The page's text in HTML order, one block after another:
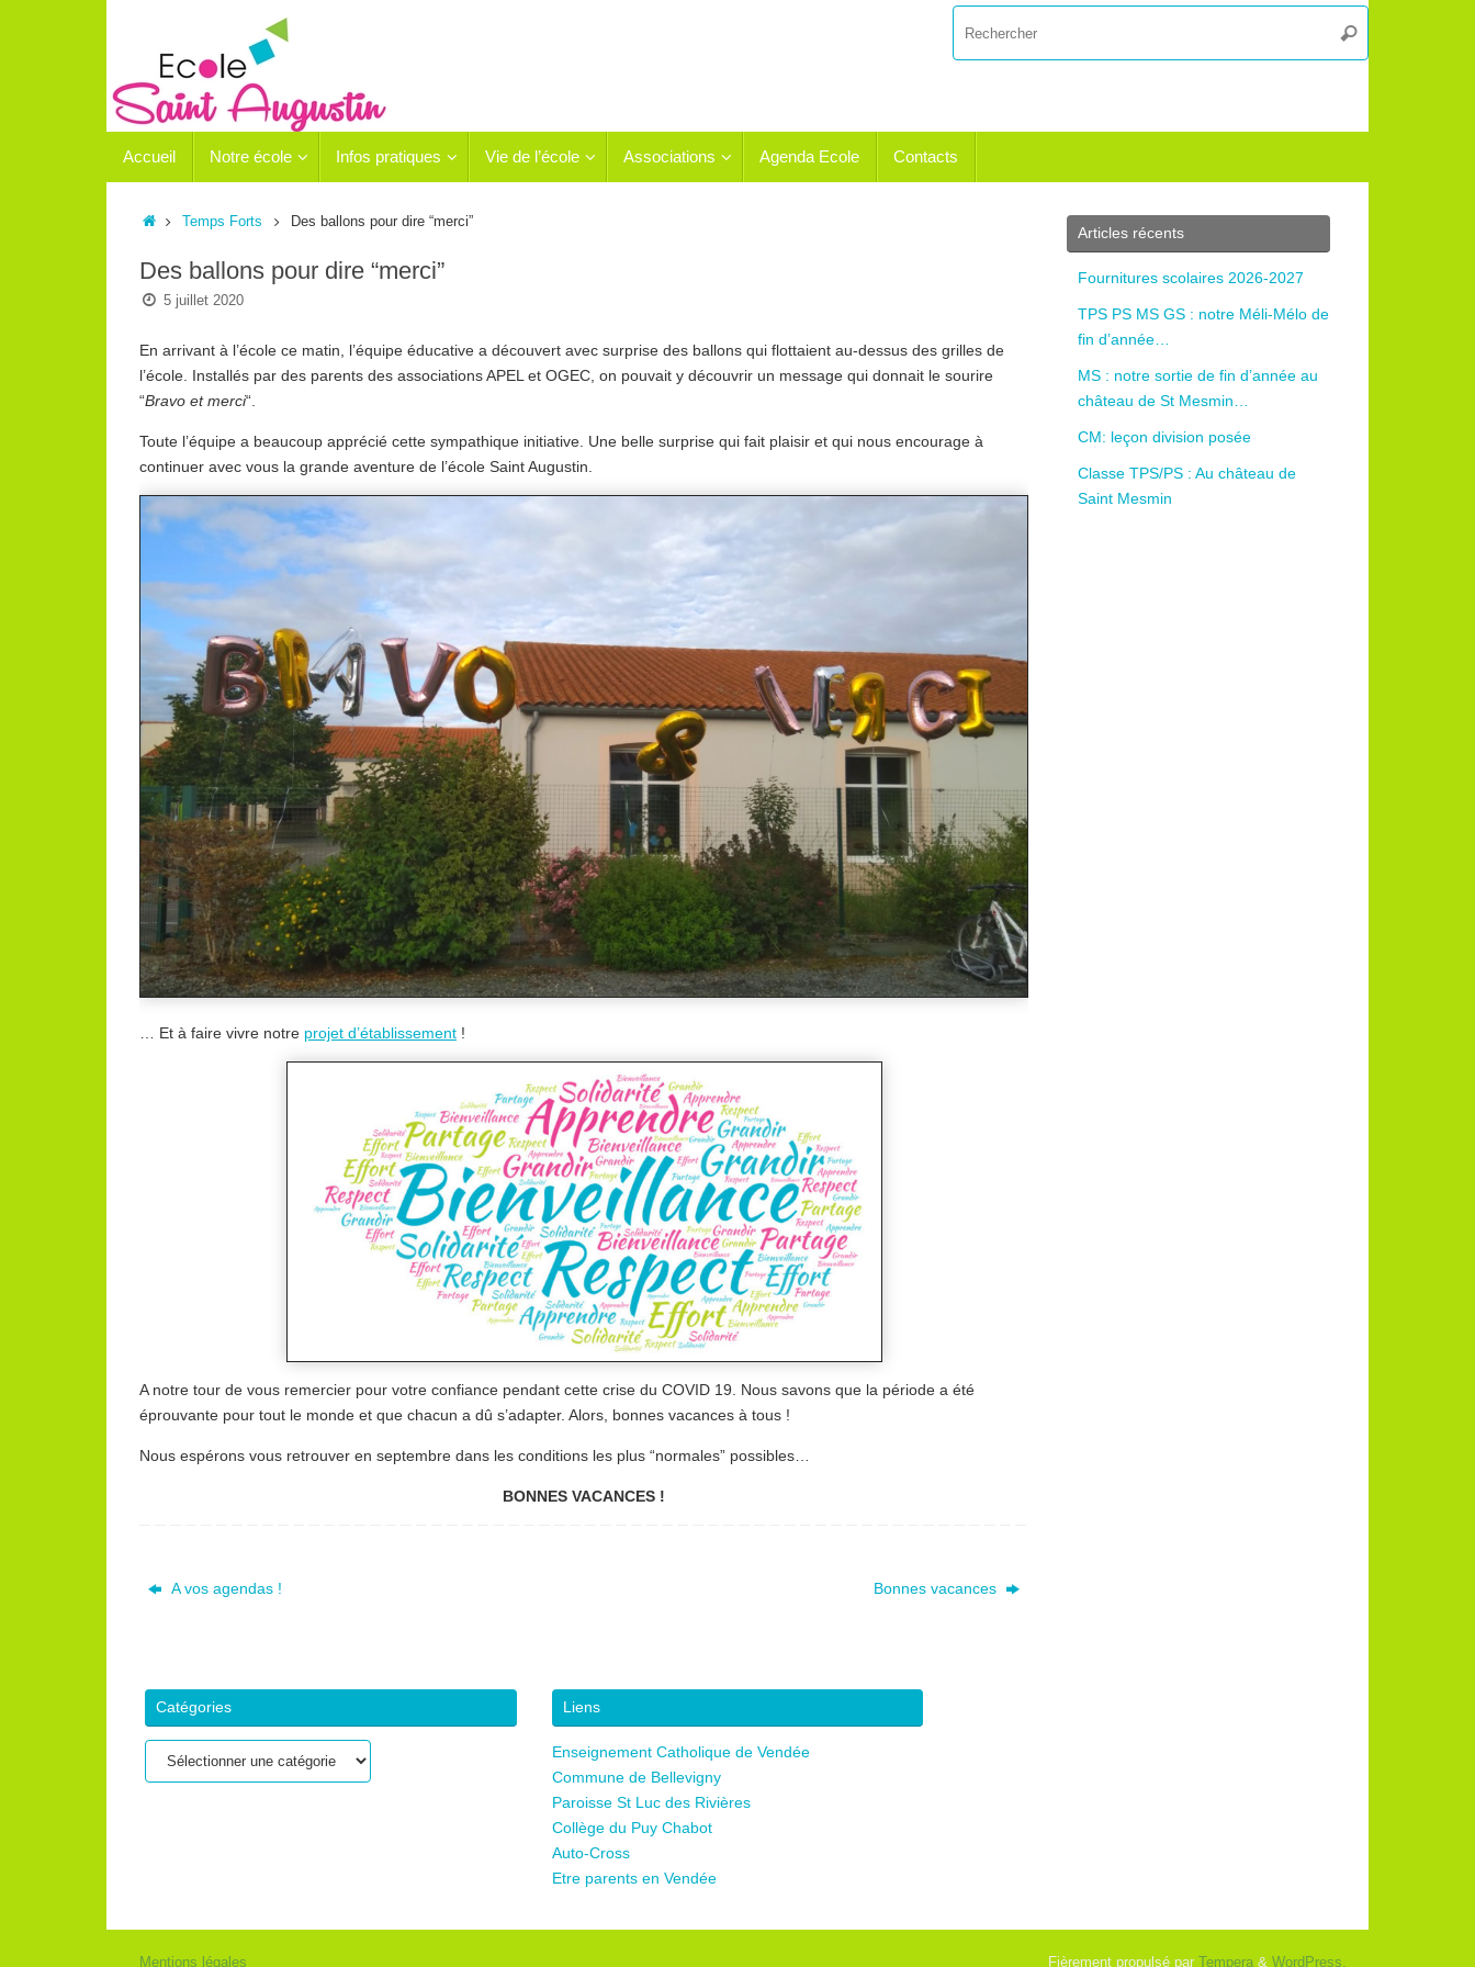
Rechercher
contenu
Accueil Notre école Infos pratiques Vie de l’école Associations Agenda Ecole Contacts
AccueilTemps Forts Des ballons pour dire “merci”
Des ballons pour dire “merci”
5 juillet 2020
En arrivant à l’école ce matin, l’équipe éducative a découvert avec surprise des ballons qui flottaient au-dessus des grilles de
l’école. Installés par des parents des associations APEL et OGEC, on pouvait y découvrir un message qui donnait le sourire
“Bravo et merci“.
Toute l’équipe a beaucoup apprécié cette sympathique initiative. Une belle surprise qui fait plaisir et qui nous encourage à
continuer avec vous la grande aventure de l’école Saint Augustin.
… Et à faire vivre notre projet d’établissement !
A notre tour de vous remercier pour votre confiance pendant cette crise du COVID 19. Nous savons que la période a été
éprouvante pour tout le monde et que chacun a dû s’adapter. Alors, bonnes vacances à tous !
Nous espérons vous retrouver en septembre dans les conditions les plus “normales” possibles…
BONNES VACANCES !
A vos agendas ! Bonnes vacances
Articles récents
Fournitures scolaires 2026-2027
TPS PS MS GS : notre Méli-Mélo de
fin d’année…
MS : notre sortie de fin d’année au
château de St Mesmin…
CM: leçon division posée
Classe TPS/PS : Au château de
Saint Mesmin
Catégories Liens
Enseignement Catholique de Vendée
Commune de Bellevigny
Paroisse St Luc des Rivières
Collège du Puy Chabot
Auto-Cross
Etre parents en Vendée
Mentions légales Fièrement propulsé par Tempera & WordPress.